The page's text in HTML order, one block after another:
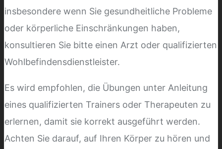
insbesondere wenn Sie gesundheitliche Probleme
oder körperliche Einschränkungen haben,
konsultieren Sie bitte einen Arzt oder qualifizierten
Wohlbefindensdienstleister.
Es wird empfohlen, die Übungen unter Anleitung
eines qualifizierten Trainers oder Therapeuten zu
erlernen, damit sie korrekt ausgeführt werden.
Achten Sie darauf, auf Ihren Körper zu hören und